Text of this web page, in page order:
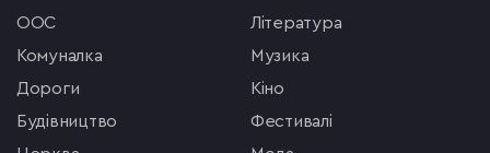
ООС
комуналка
Дороги
будівництво
література
музика
кіно
фестивалі